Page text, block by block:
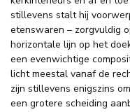
stillevens stalt hij
etenswaren – zorgvuldig
horizontale lijn op het
een evenwichtige
licht meestal vanaf de
zijn stillevens enigszins
een grotere scheiding